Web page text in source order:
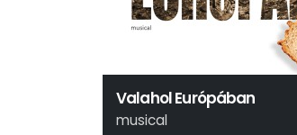
Valahol Európában
musical